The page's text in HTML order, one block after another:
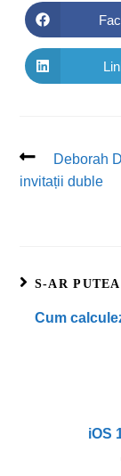
Deborah
invitații duble
S-AR
Cum
iOS